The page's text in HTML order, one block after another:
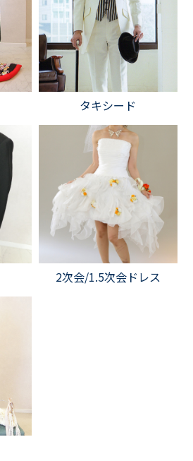
タキシード
2次会/1.5次会ドレス